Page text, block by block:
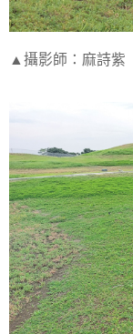
▲攝影師：麻詩紫